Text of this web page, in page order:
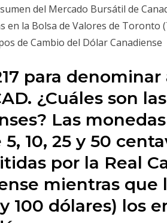
del Mercado Bursátil de
en la Bolsa de Valores de Toronto
de Cambio del Dólar Canadiense
para
¿Cuáles son
Las monedas
10, 25 y 50
por la Real
mientras que
y 100 dólares) los